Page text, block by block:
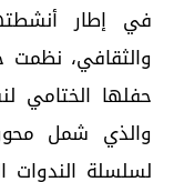
في إطار
والثقافي، نظمت
حفلها الختامي
والذي شمل
لسلسلة